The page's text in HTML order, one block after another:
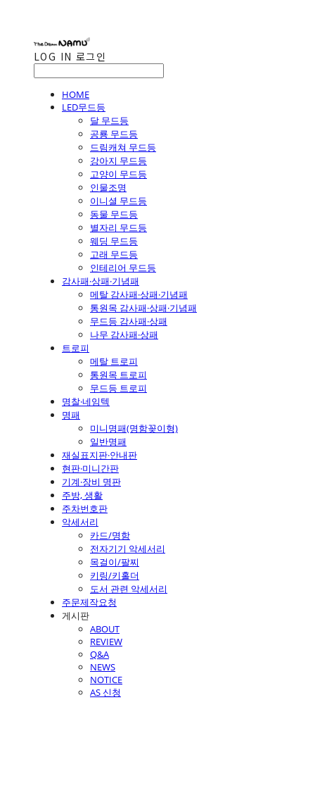
LOG IN 로그인
HOME
LED무드등
달 무드등
공룡 무드등
드림캐쳐 무드등
강아지 무드등
고양이 무드등
인물조명
이니셜 무드등
동물 무드등
별자리 무드등
웨딩 무드등
고래 무드등
인테리어 무드등
감사패·상패·기념패
메탈 감사패·상패·기념패
통원목 감사패·상패·기념패
무드등 감사패·상패
나무 감사패·상패
트로피
메탈 트로피
통원목 트로피
무드등 트로피
명찰·네임텍
명패
미니명패(명함꽂이형)
일반명패
재실표지판·안내판
현판·미니간판
기계·장비 명판
주방, 생활
주차번호판
악세서리
카드/명함
전자기기 악세서리
목걸이/팔찌
키링/키홀더
도서 관련 악세서리
주문제작요청
게시판
ABOUT
REVIEW
Q&A
NEWS
NOTICE
AS 신청